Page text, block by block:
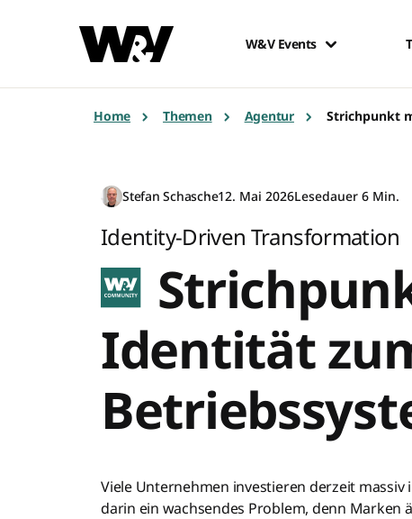
W&V Events
Home Themen Agentur Strichpunkt
Stefan Schasche12. Mai 2026Lesedauer 6 Min.
Identity-Driven Transformation
Identität
Viele Unternehmen investieren derzeit
darin ein wachsendes Problem, denn Marken